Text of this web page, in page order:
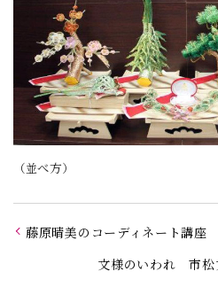
（並べ方）
藤原晴美のコーディネート講座
文様のいわれ 市松